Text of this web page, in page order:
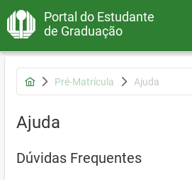
Portal do Estudante
de Graduação
Pré-Matrícula Ajuda
Ajuda
Dúvidas Frequentes